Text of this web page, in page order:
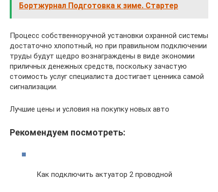
Бортжурнал Подготовка к зиме. Стартер
Процесс собственноручной установки охранной системы
достаточно хлопотный, но при правильном подключении
труды будут щедро вознаграждены в виде экономии
приличных денежных средств, поскольку зачастую
стоимость услуг специалиста достигает ценника самой
сигнализации.
Лучшие цены и условия на покупку новых авто
Рекомендуем посмотреть:
Как подключить актуатор 2 проводной